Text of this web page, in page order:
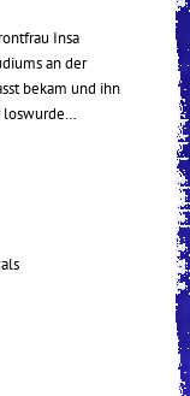
Insa
an der
bekam und ihn
loswurde…